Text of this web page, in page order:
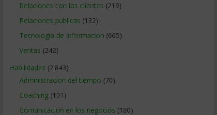
Relaciones con los clientes (219)
Relaciones publicas (132)
Tecnologia de Informacion (665)
Ventas (242)
Habilidades (2.843)
Administracion del tiempo (70)
Coaching(101)
Comunicacion en los negocios (180)